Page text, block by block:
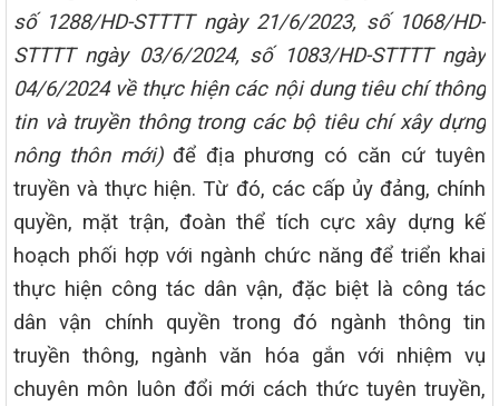
số 1288/HD-STTTT ngày 21/6/2023, số 1068/HD-
STTTT ngày 03/6/2024, số 1083/HD-STTTT ngày
04/6/2024 về thực hiện các nội dung tiêu chí thông
tin và truyền thông trong các bộ tiêu chí xây dựng
nông thôn mới)để địa phương có căn cứ tuyên
truyền và thực hiện. Từ đó, các cấp ủy đảng, chính
quyền, mặt trận, đoàn thể tích cực xây dựng kế
hoạch phối hợp với ngành chức năng để triển khai
thực hiện công tác dân vận, đặc biệt là công tác
dân vận chính quyền trong đó ngành thông tin
truyền thông, ngành văn hóa gắn với nhiệm vụ
chuyên môn luôn đổi mới cách thức tuyên truyền,